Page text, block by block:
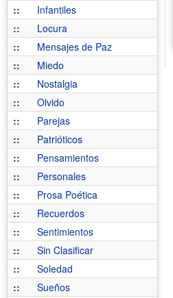
::
Infantiles
::
Locura
::
Mensajes de Paz
::
Miedo
::
Nostalgia
::
Olvido
::
Parejas
::
Patrióticos
::
Pensamientos
::
Personales
::
Prosa Poética
::
Recuerdos
::
Sentimientos
::
Sin Clasificar
::
Soledad
::
Sueños